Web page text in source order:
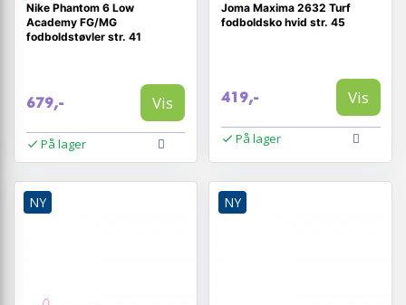
Nike Phantom 6 Low
Academy FG/MG
fodboldstøvler str. 41
679,- Vis
På lager
Joma Maxima 2632 Turf
fodboldsko hvid str. 45
419,- Vis
På lager
NY NY